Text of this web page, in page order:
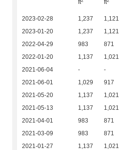
ft ft
2023-02-28 1,237 1,121
2023-01-20
1,237 1,121
2022-04-29
983 871
2022-01-20
1,137 1,021
2021-06-04
- -
2021-06-01
1,029 917
2021-05-20
1,137 1,021
2021-05-13
1,137 1,021
2021-04-01
983 871
2021-03-09
983 871
2021-01-27
1,137 1,021